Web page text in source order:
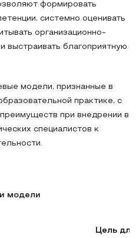
формировать
системно оценивать
организационно-
выстраивать благоприятную
модели, признанные в
практике, с
при внедрении в
специалистов к
модели
Цель для